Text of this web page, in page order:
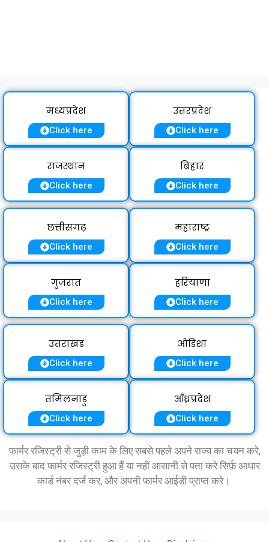
मध्यप्रदेश
Click here
उत्तरप्रदेश
Click here
राजस्थान
Click here
बिहार
Click here
छत्तीसगढ़
Click here
महाराष्ट्र
Click here
गुजरात
Click here
हरियाणा
Click here
उत्तराखंड
Click here
ओडिशा
Click here
तमिलनाडु
Click here
आँध्रप्रदेश
Click here
फार्मर रजिस्ट्री से जुड़ी काम के लिए सबसे पहले अपने राज्य का चयन करे,
उसके बाद फार्मर रजिस्ट्री हुआ हैं या नहीं आसानी से पता करे सिर्फ़ आधार
कार्ड नंबर दर्ज कर, और अपनी फार्मर आईडी प्राप्त करे।